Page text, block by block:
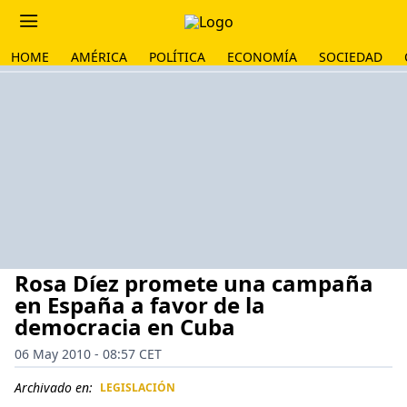
HOME AMÉRICA POLÍTICA ECONOMÍA SOCIEDAD
Rosa Díez promete una campaña
en España a favor de la
democracia en Cuba
06 May 2010 - 08:57 CET
Archivado en: LEGISLACIÓN